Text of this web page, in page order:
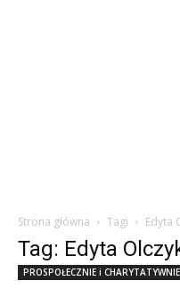
Strona główna Tagi Edyta
Tag: Edyta
PROSPOŁECZNIE i CHARYTATYWNIE